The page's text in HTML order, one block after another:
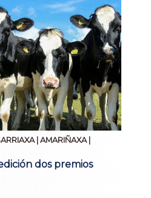
| AMARIÑAXA |
dos premios